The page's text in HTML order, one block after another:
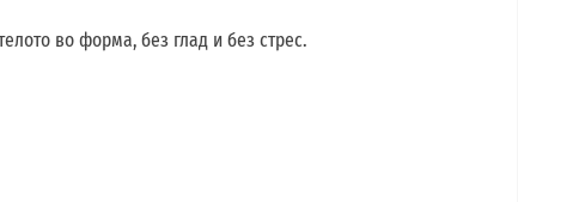
во форма, без глад и без стрес.